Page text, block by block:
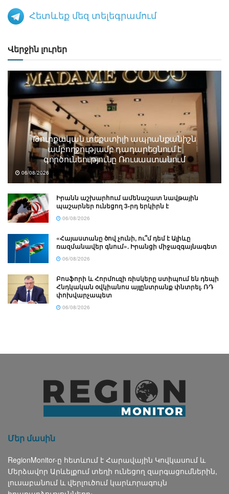
Հետևեք մեզ տելեգրամում
Վերջին լուրեր
Թուրքական տեքստիլի ապրանքանիշն
ամբողջությամբ դադարեցնում է
գործունեությունը Ռուսաստանում
06/08/2026
Իրանն աշխարհում ամենաշատ նավթային
պաշարներ ունեցող 3-րդ երկիրն է
06/08/2026
«Հայաստանը ծով չունի, ու՞մ դեմ է Ալիևը
ռազմանավեր գնում». Իրանցի միջազգայնագետ
06/08/2026
Բոսֆորի և Հորմուզի ռիսկերը ստիպում են դեպի
Հնդկական օվկիանոս այլընտրանք փնտրել. ՌԴ
փոխվարչապետ
06/08/2026
Մեր մասին
RegionMonitor-ը հետևում է Հարավային Կովկասում և
Մերձավոր Արևելքում տեղի ունեցող զարգացումներին,
լուսաբանում և վերլուծում կարևորագույն